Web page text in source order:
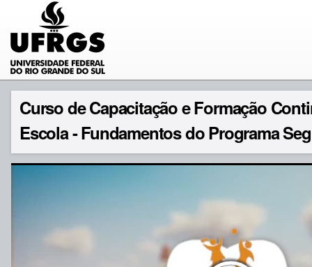
Curso de Capacitação e Formação
Escola - Fundamentos do Programa